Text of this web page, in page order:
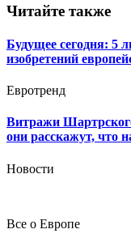
Читайте также
Будущее сегодня: 5
изобретений
Евротренд
Витражи
они расскажут, что
Новости
Все о Европе